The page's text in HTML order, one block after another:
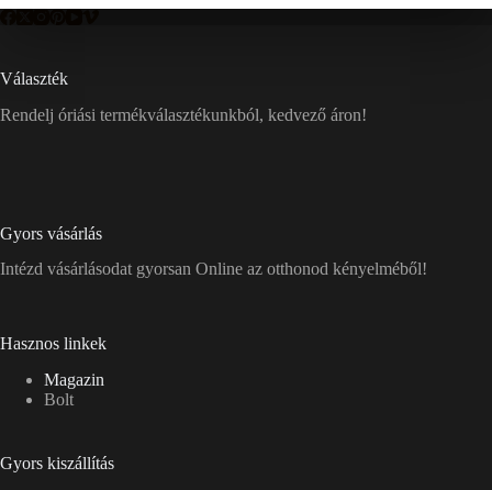
Választék
Rendelj óriási termékválasztékunkból, kedvező áron!
Gyors vásárlás
Intézd vásárlásodat gyorsan Online az otthonod kényelméből!
Hasznos linkek
Magazin
Bolt
Gyors kiszállítás